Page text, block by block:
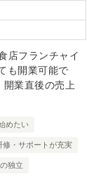
店フランチャイ
も開業可能で
業直後の売上
めたい
修・サポートが充実
独立